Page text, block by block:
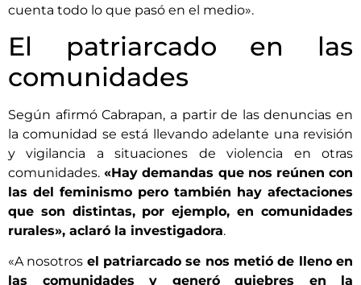
cuenta todo lo que pasó en el medio».
El patriarcado en las
comunidades
Según afirmó Cabrapan, a partir de las denuncias en
la comunidad se está llevando adelante una revisión
y vigilancia a situaciones de violencia en otras
comunidades. «Hay demandas que nos reúnen con
las del feminismo pero también hay afectaciones
que son distintas, por ejemplo, en comunidades
rurales», aclaró la investigadora.
«A nosotros el patriarcado se nos metió de lleno en
las comunidades y generó quiebres en la